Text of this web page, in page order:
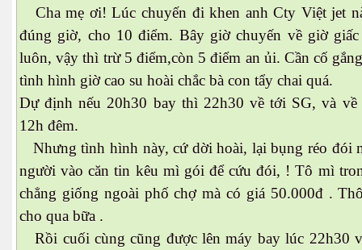
Cha mẹ ơi! Lúc chuyến đi khen anh Cty Việt jet
đúng giờ, cho 10 điểm. Bây giờ chuyến về giờ
luôn, vậy thì trừ 5 điểm,còn 5 điểm an ủi. Cần cố
tình hình giờ cao su hoài chắc bà con tẩy chai quá.
Dự định nếu 20h30 bay thì 22h30 về tới SG, và
12h đêm.
Nhưng tình hình này, cứ dời hoài, lại bụng réo đói
người vào căn tin kêu mì gói để cứu đói, ! Tô mì
chẳng giống ngoài phố chợ mà có giá 50.000đ .
cho qua bữa .
Rồi cuối cùng cũng được lên máy bay lúc 22h30
giới